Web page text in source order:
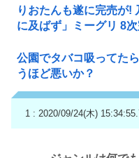
りおたんも遂に完売が!
に及ばず」ミーグリ 8
公園でタバコ吸ってた
うほど悪いか？
1 : 2020/09/24(木)